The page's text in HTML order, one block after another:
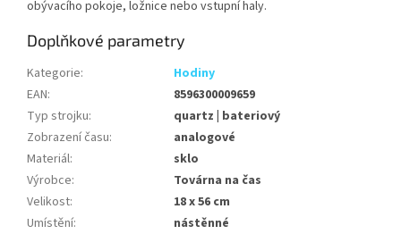
obývacího pokoje, ložnice nebo vstupní haly.
Doplňkové parametry
Kategorie:
Hodiny
EAN:
8596300009659
Typ strojku:
quartz | bateriový
Zobrazení času:
analogové
Materiál:
sklo
Výrobce:
Továrna na čas
Velikost:
18 x 56 cm
Umístění:
nástěnné